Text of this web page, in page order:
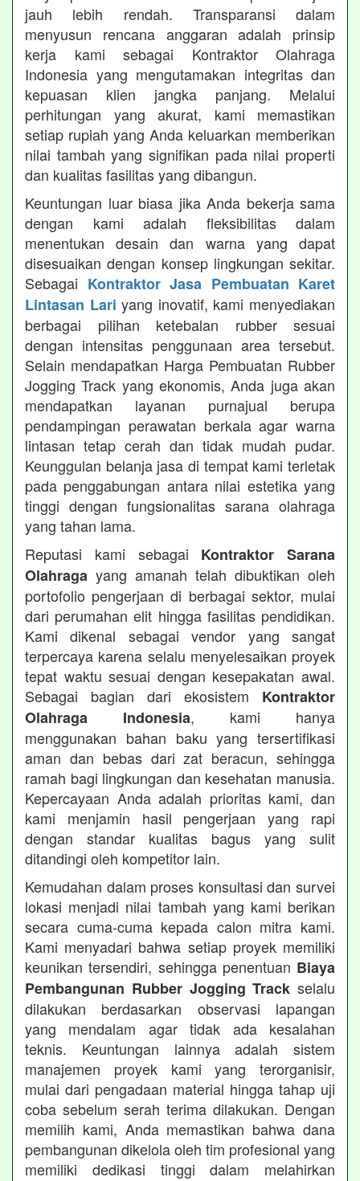
jauh lebih rendah. Transparansi dalam
menyusun rencana anggaran adalah prinsip
kerja kami sebagai Kontraktor Olahraga
Indonesia yang mengutamakan integritas dan
kepuasan klien jangka panjang. Melalui
perhitungan yang akurat, kami memastikan
setiap rupiah yang Anda keluarkan memberikan
nilai tambah yang signifikan pada nilai properti
dan kualitas fasilitas yang dibangun.
Keuntungan luar biasa jika Anda bekerja sama
dengan kami adalah fleksibilitas dalam
menentukan desain dan warna yang dapat
disesuaikan dengan konsep lingkungan sekitar.
Sebagai Kontraktor Jasa Pembuatan Karet
Lintasan Lari yang inovatif, kami menyediakan
berbagai pilihan ketebalan rubber sesuai
dengan intensitas penggunaan area tersebut.
Selain mendapatkan Harga Pembuatan Rubber
Jogging Track yang ekonomis, Anda juga akan
mendapatkan layanan purnajual berupa
pendampingan perawatan berkala agar warna
lintasan tetap cerah dan tidak mudah pudar.
Keunggulan belanja jasa di tempat kami terletak
pada penggabungan antara nilai estetika yang
tinggi dengan fungsionalitas sarana olahraga
yang tahan lama.
Reputasi kami sebagai Kontraktor Sarana
Olahraga yang amanah telah dibuktikan oleh
portofolio pengerjaan di berbagai sektor, mulai
dari perumahan elit hingga fasilitas pendidikan.
Kami dikenal sebagai vendor yang sangat
terpercaya karena selalu menyelesaikan proyek
tepat waktu sesuai dengan kesepakatan awal.
Sebagai bagian dari ekosistem Kontraktor
Olahraga Indonesia, kami hanya
menggunakan bahan baku yang tersertifikasi
aman dan bebas dari zat beracun, sehingga
ramah bagi lingkungan dan kesehatan manusia.
Kepercayaan Anda adalah prioritas kami, dan
kami menjamin hasil pengerjaan yang rapi
dengan standar kualitas bagus yang sulit
ditandingi oleh kompetitor lain.
Kemudahan dalam proses konsultasi dan survei
lokasi menjadi nilai tambah yang kami berikan
secara cuma-cuma kepada calon mitra kami.
Kami menyadari bahwa setiap proyek memiliki
keunikan tersendiri, sehingga penentuan Biaya
Pembangunan Rubber Jogging Track selalu
dilakukan berdasarkan observasi lapangan
yang mendalam agar tidak ada kesalahan
teknis. Keuntungan lainnya adalah sistem
manajemen proyek kami yang terorganisir,
mulai dari pengadaan material hingga tahap uji
coba sebelum serah terima dilakukan. Dengan
memilih kami, Anda memastikan bahwa dana
pembangunan dikelola oleh tim profesional yang
memiliki dedikasi tinggi dalam melahirkan